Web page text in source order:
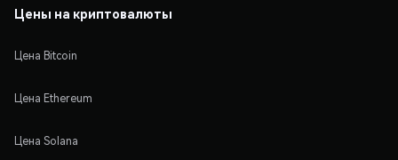
Цены на криптовалюты
Цена Bitcoin
Цена Ethereum
Цена Solana